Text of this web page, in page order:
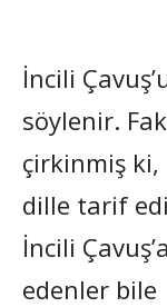
İncili
söylenir.
çirkinmiş ki,
dille tarif
İncili
edenler bile